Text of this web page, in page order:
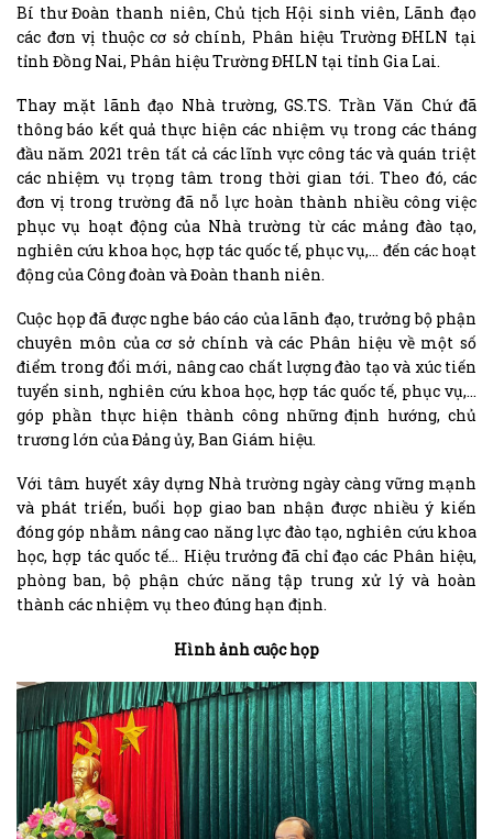
Bí thư Đoàn thanh niên, Chủ tịch Hội sinh viên, Lãnh đạo
các đơn vị thuộc cơ sở chính, Phân hiệu Trường ĐHLN tại
tỉnh Đồng Nai, Phân hiệu Trường ĐHLN tại tỉnh Gia Lai.
Thay mặt lãnh đạo Nhà trường, GS.TS. Trần Văn Chứ đã
thông báo kết quả thực hiện các nhiệm vụ trong các tháng
đầu năm 2021 trên tất cả các lĩnh vực công tác và quán triệt
các nhiệm vụ trọng tâm trong thời gian tới. Theo đó, các
đơn vị trong trường đã nỗ lực hoàn thành nhiều công việc
phục vụ hoạt động của Nhà trường từ các mảng đào tạo,
nghiên cứu khoa học, hợp tác quốc tế, phục vụ,… đến các hoạt
động của Công đoàn và Đoàn thanh niên.
Cuộc họp đã được nghe báo cáo của lãnh đạo, trưởng bộ phận
chuyên môn của cơ sở chính và các Phân hiệu về một số
điểm trong đổi mới, nâng cao chất lượng đào tạo và xúc tiến
tuyển sinh, nghiên cứu khoa học, hợp tác quốc tế, phục vụ,…
góp phần thực hiện thành công những định hướng, chủ
trương lớn của Đảng ủy, Ban Giám hiệu.
Với tâm huyết xây dựng Nhà trường ngày càng vững mạnh
và phát triển, buổi họp giao ban nhận được nhiều ý kiến
đóng góp nhằm nâng cao năng lực đào tạo, nghiên cứu khoa
học, hợp tác quốc tế… Hiệu trưởng đã chỉ đạo các Phân hiệu,
phòng ban, bộ phận chức năng tập trung xử lý và hoàn
thành các nhiệm vụ theo đúng hạn định.
Hình ảnh cuộc họp